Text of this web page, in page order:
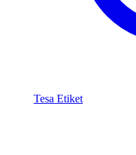
Tesa Etiket